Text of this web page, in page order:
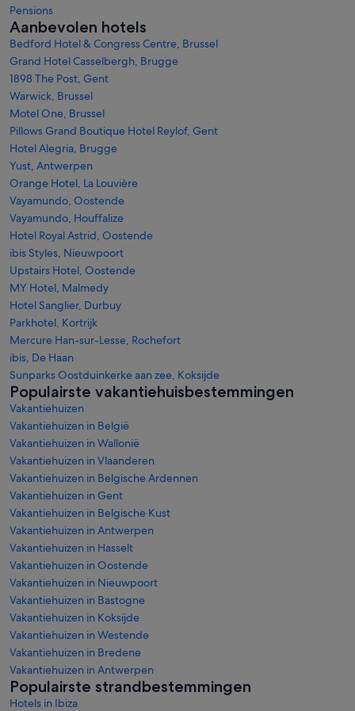
Pensions
Aanbevolen hotels
Bedford Hotel & Congress Centre, Brussel
Grand Hotel Casselbergh, Brugge
1898 The Post, Gent
Warwick, Brussel
Motel One, Brussel
Pillows Grand Boutique Hotel Reylof, Gent
Hotel Alegria, Brugge
Yust, Antwerpen
Orange Hotel, La Louvière
Vayamundo, Oostende
Vayamundo, Houffalize
Hotel Royal Astrid, Oostende
ibis Styles, Nieuwpoort
Upstairs Hotel, Oostende
MY Hotel, Malmedy
Hotel Sanglier, Durbuy
Parkhotel, Kortrijk
Mercure Han-sur-Lesse, Rochefort
ibis, De Haan
Sunparks Oostduinkerke aan zee, Koksijde
Populairste vakantiehuisbestemmingen
Vakantiehuizen
Vakantiehuizen in België
Vakantiehuizen in Wallonië
Vakantiehuizen in Vlaanderen
Vakantiehuizen in Belgische Ardennen
Vakantiehuizen in Gent
Vakantiehuizen in Belgische Kust
Vakantiehuizen in Antwerpen
Vakantiehuizen in Hasselt
Vakantiehuizen in Oostende
Vakantiehuizen in Nieuwpoort
Vakantiehuizen in Bastogne
Vakantiehuizen in Koksijde
Vakantiehuizen in Westende
Vakantiehuizen in Bredene
Vakantiehuizen in Antwerpen
Populairste strandbestemmingen
Hotels in Ibiza